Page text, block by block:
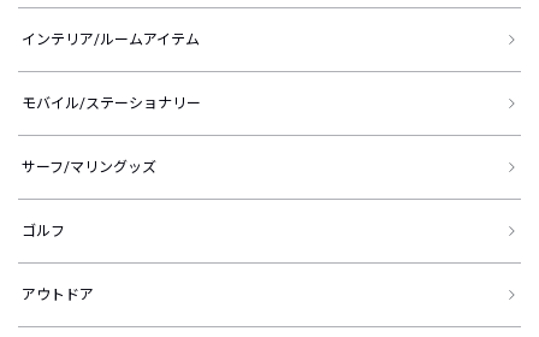
インテリア/ルームアイテム
モバイル/ステーショナリー
サーフ/マリングッズ
ゴルフ
アウトドア